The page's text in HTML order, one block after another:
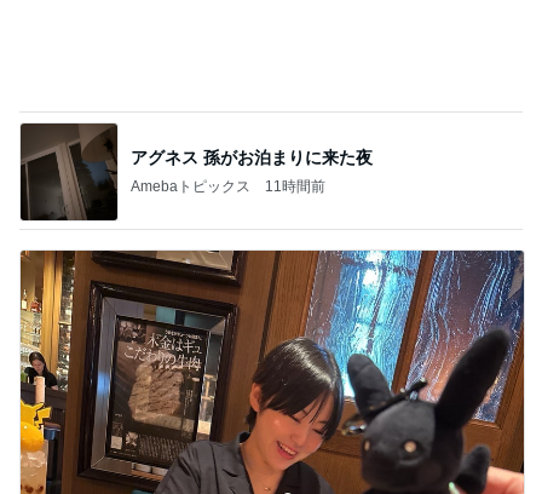
小川菜摘 可愛いピカチュウバーガー
Amebaトピックス 9時間前
記事を読む
古村比呂 ヘアカラーとメイク学習